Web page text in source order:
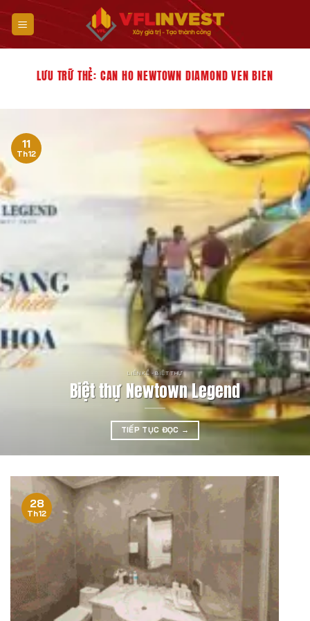
qua
nội
LƯU TRỮ THẺ: CAN HO NEWTOWN DIAMOND VEN BIEN
LIỀN KỀ - BIỆT THỰ
Biệt thự Newtown Legend
TIẾP TỤC ĐỌC →
11
Th12
28
Th12